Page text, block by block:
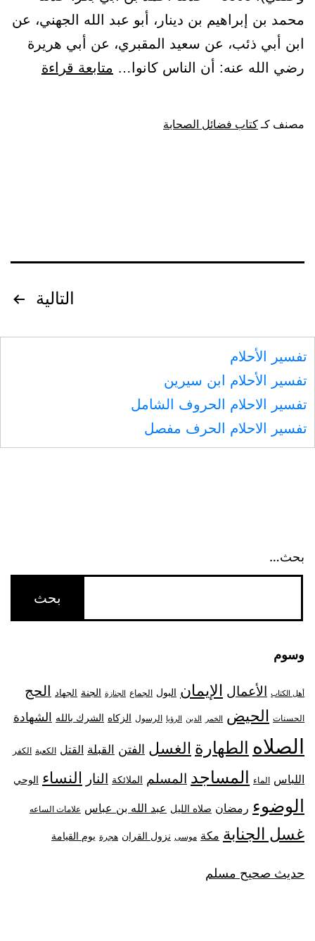
محمد بن إبراهيم بن دينار، أبو عبد الله الجهني، عن
ابن أبي ذئب، عن سعيد المقبري، عن أبي هريرة
رضي الله عنه: أن الناس كانوا… متابعة قراءة
الله
مصنف كـ كتاب فضائل الصحابة
المقالات
التالية
تفسير الأحلام
تفسير الأحلام ابن سيرين
تفسير الاحلام الحروف الشامل
تفسير الاحلام الحرف مفصل
بحث…
وسوم
أهل الكتاب الأعمال الإيمان البول الجماع الجنازة الجنة الجهاد الحج
الحسنات الحيض الخمر الدين الرؤيا الرسول الزكاه الشرك بالله الشهادة
الصلاه الطهارة الغسل الفتن القبلة القتل الكعبة الكفر
اللباس الماء المساجد المسلم الملائكة النار النساء الوحي
الوضوء رمضان صلاه الليل عبد الله بن عباس علامات الساعه
غسل الجنابة مكة موسى نزول القران هجرة يوم القيامة
حديث صحيح مسلم